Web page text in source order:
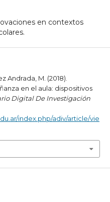
en contextos
Andrada, M. (2018).
en el aula: dispositivos
Digital De Investigación
index.php/adiv/article/vie